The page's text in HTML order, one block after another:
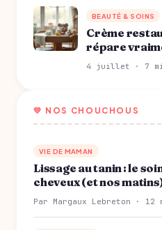
BEAUTÉ & SOINS
Crème
répare
4 juillet · 7
💛 NOS CHOUCHOUS
VIE DE MAMAN
Lissage au tanin : le
cheveux (et nos
Par Margaux Lebreton · 12